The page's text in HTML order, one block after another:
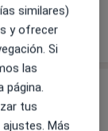
por la
de Murcia
similares)
y ofrecer
Si
las
página.
tus
Más